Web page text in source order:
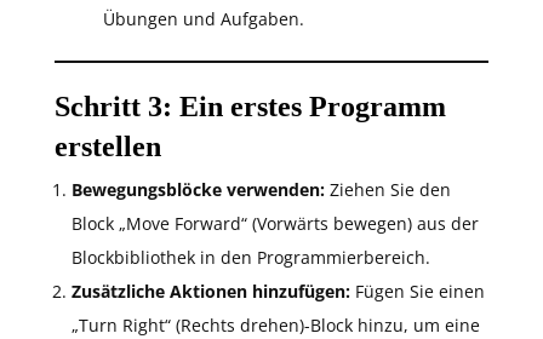
Übungen und Aufgaben.
Schritt 3: Ein erstes Programm
erstellen
Bewegungsblöcke verwenden: Ziehen Sie den
Block „Move Forward“ (Vorwärts bewegen) aus der
Blockbibliothek in den Programmierbereich.
Zusätzliche Aktionen hinzufügen: Fügen Sie einen
„Turn Right“ (Rechts drehen)-Block hinzu, um eine